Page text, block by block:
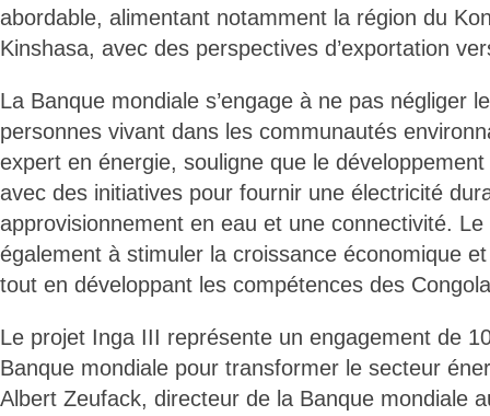
abordable, alimentant notamment la région du
Kinshasa, avec des perspectives d’exportation
La Banque mondiale s’engage à ne pas négliger
personnes vivant dans les communautés
expert en énergie, souligne que le
avec des initiatives pour fournir une électricité
approvisionnement en eau et une connectivité.
également à stimuler la croissance économique
tout en développant les compétences des
Le projet Inga III représente un engagement de
Banque mondiale pour transformer le secteur
Albert Zeufack, directeur de la Banque mondiale